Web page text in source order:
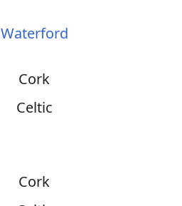
Waterford
Cork
Celtic
Cork